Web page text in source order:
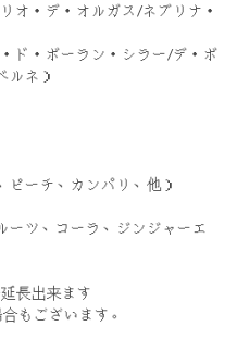
オ・デ・オルガス/ネブリナ・
ド・ボーラン・シラー/デ・ボ
ルネ）
ピーチ、カンパリ、他）
ーツ、コーラ、ジンジャーエ
長出来ます
もございます。